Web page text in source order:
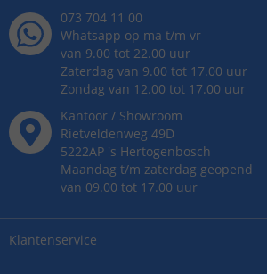
Klantenservice
073 704 11 00
Whatsapp op ma t/m vr
van 9.00 tot 22.00 uur
Zaterdag van 9.00 tot 17.00 uur
Zondag van 12.00 tot 17.00 uur
Kantoor / Showroom
Rietveldenweg 49D
5222AP 's Hertogenbosch
Maandag t/m zaterdag geopend
van 09.00 tot 17.00 uur